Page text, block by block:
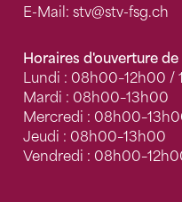
E-Mail: stv@stv-fsg.ch
Horaires d'ouverture
Lundi : 08h00–12h00 /
Mardi : 08h00–13h00
Mercredi :
Jeudi : 08h00–13h00
Vendredi :